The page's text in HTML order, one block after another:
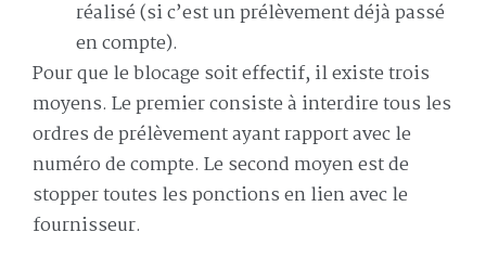
réalisé (si c’est un prélèvement déjà passé
en compte).
Pour que le blocage soit effectif, il existe trois
moyens. Le premier consiste à interdire tous les
ordres de prélèvement ayant rapport avec le
numéro de compte. Le second moyen est de
stopper toutes les ponctions en lien avec le
fournisseur.